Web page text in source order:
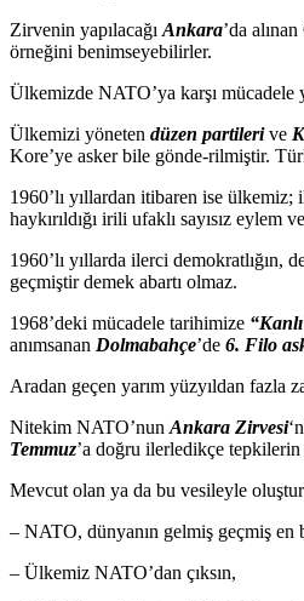
Zirvenin yapılacağı Ankara’da
örneğini benimseyebilirler.
Ülkemizde NATO’ya karşı mücadele
Ülkemizi yöneten düzen partilerive
Kore’ye asker bile gönde-rilmiştir.
1960’lı yıllardan itibaren ise
haykırıldığı irili ufaklı sayısız eylem
1960’lı yıllarda ilerci demokratlığın,
geçmiştir demek abartı olmaz.
1968’deki mücadele tarihimize
anımsanan Dolmabahçe’de 6. Filo
Aradan geçen yarım yüzyıldan fazla
Nitekim NATO’nun Ankara Zirvesi
Temmuz’a doğru ilerledikçe tepkilerin
Mevcut olan ya da bu vesileyle
– NATO, dünyanın gelmiş geçmiş en
– Ülkemiz NATO’dan çıksın,